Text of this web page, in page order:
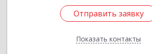
Отправить заявку
Показать контакты
Отправить заявку
Назад